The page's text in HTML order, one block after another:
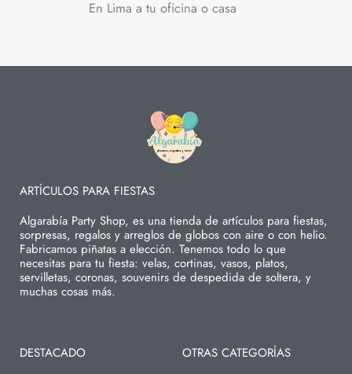
En Lima a tu oficina o casa
ARTÍCULOS PARA FIESTAS
Algarabía Party Shop, es una tienda de artículos para fiestas,
sorpresas, regalos y arreglos de globos con aire o con helio.
Fabricamos piñatas a elección. Tenemos todo lo que
necesitas para tu fiesta: velas, cortinas, vasos, platos,
servilletas, coronas, souvenirs de despedida de soltera, y
muchas cosas más.
DESTACADO OTRAS CATEGORÍAS